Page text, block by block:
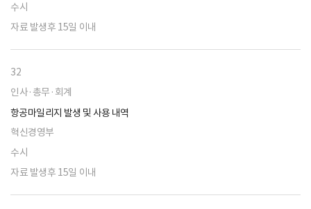
수시
자료 발생후 15일 이내
32
인사·총무·회계
항공마일리지 발생 및 사용 내역
혁신경영부
수시
자료 발생후 15일 이내